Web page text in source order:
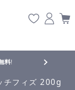
料! 【重要】
チフィズ 200g